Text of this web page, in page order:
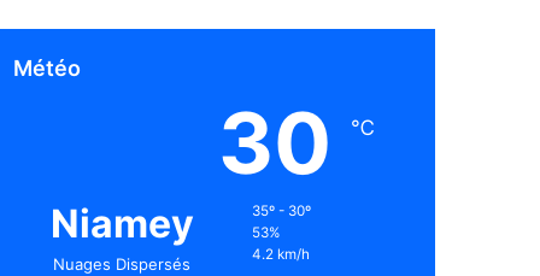
Météo
Niamey
Nuages Dispersés
30 ℃
35º - 30º
53%
4.2 km/h